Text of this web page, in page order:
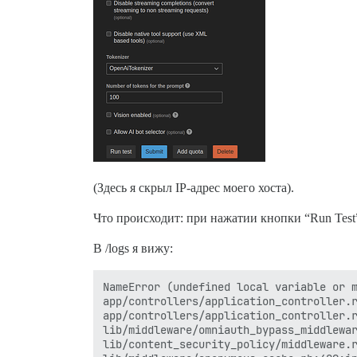
(Здесь я скрыл IP-адрес моего хоста).
Что происходит: при нажатии кнопки “Run
В /logs я вижу:
NameError (undefined local variable or
app/controllers/
app/controllers/
lib/middleware/
lib/content_security_policy/